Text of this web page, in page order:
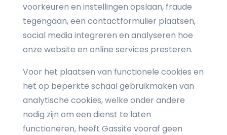
voorkeuren en instellingen opslaan, fraude
tegengaan, een contactformulier plaatsen,
social media integreren en analyseren hoe
onze website en online services presteren.
Voor het plaatsen van functionele cookies en
het op beperkte schaal gebruikmaken van
analytische cookies, welke onder andere
nodig zijn om een dienst te laten
functioneren, heeft Gassite vooraf geen